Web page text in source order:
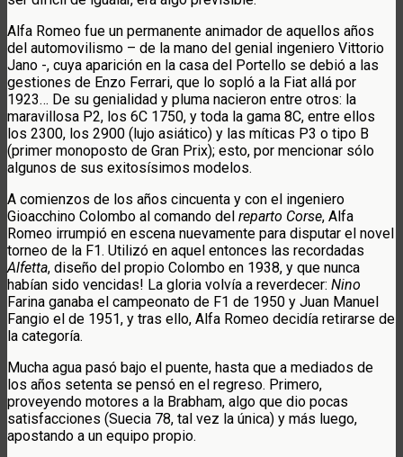
Alfa Romeo fue un permanente animador de aquellos años
del automovilismo – de la mano del genial ingeniero Vittorio
Jano -, cuya aparición en la casa del Portello se debió a las
gestiones de Enzo Ferrari, que lo sopló a la Fiat allá por
1923… De su genialidad y pluma nacieron entre otros: la
maravillosa P2, los 6C 1750, y toda la gama 8C, entre ellos
los 2300, los 2900 (lujo asiático) y las míticas P3 o tipo B
(primer monoposto de Gran Prix); esto, por mencionar sólo
algunos de sus exitosísimos modelos.
A comienzos de los años cincuenta y con el ingeniero
Gioacchino Colombo al comando del reparto Corse, Alfa
Romeo irrumpió en escena nuevamente para disputar el novel
torneo de la F1. Utilizó en aquel entonces las recordadas
Alfetta, diseño del propio Colombo en 1938, y que nunca
habían sido vencidas! La gloria volvía a reverdecer: Nino
Farina ganaba el campeonato de F1 de 1950 y Juan Manuel
Fangio el de 1951, y tras ello, Alfa Romeo decidía retirarse de
la categoría.
Mucha agua pasó bajo el puente, hasta que a mediados de
los años setenta se pensó en el regreso. Primero,
proveyendo motores a la Brabham, algo que dio pocas
satisfacciones (Suecia 78, tal vez la única) y más luego,
apostando a un equipo propio.